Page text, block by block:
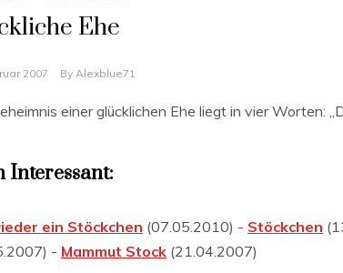
Ehe
2007 By Alexblue71
einer glücklichen Ehe liegt in vier Worten:
Interessant:
ein Stöckchen (07.05.2010) - Stöckchen
- Mammut Stock (21.04.2007)